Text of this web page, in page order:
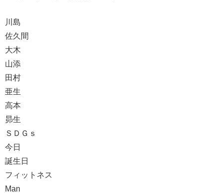
川島
佐久間
大木
山添
田村
亜生
高本
昴生
ＳＤＧｓ
今日
誕生日
フィットネス
Man